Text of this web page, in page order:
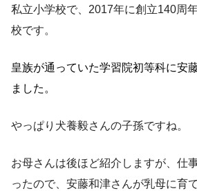
私立小学校で、2017年に創立140周
校です。
皇族が通っていた学習院初等科に安
ました。
やっぱり犬養毅さんの子孫ですね。
お母さんは後ほど紹介しますが、仕
ったので、安藤和津さんが乳母に育